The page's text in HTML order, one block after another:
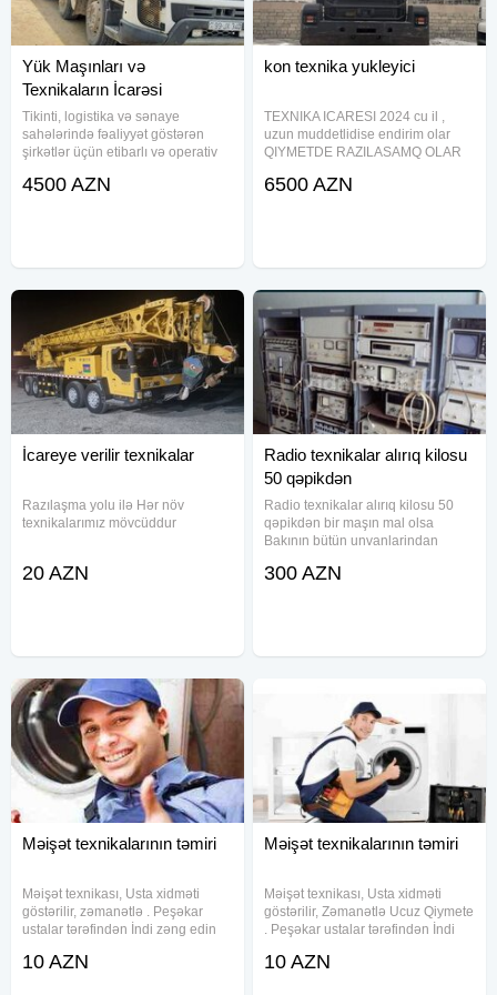
Yük Maşınları və
Texnikaların İcarəsi
Tikinti, logistika və sənaye
sahələrində fəaliyyət göstərən
şirkətlər üçün etibarlı və operativ
İcarəyə verilən texnikalar: Müxtəlif
4500 AZN
kon texnika yukleyici
TEXNIKA ICARESI 2024 cu il ,
uzun muddetlidise endirim olar
QIYMETDE RAZILASAMQ OLAR
6500 AZN
İcareye verilir texnikalar
Razılaşma yolu ilə Hər növ
texnikalarımız mövcüddur
20 AZN
Radio texnikalar alırıq kilosu
50 qəpikdən
Radio texnikalar alırıq kilosu 50
qəpikdən bir maşın mal olsa
Bakının bütün unvanlarindan
ən azı bir maşın olsa gəlirik. Xaiş
300 AZN
Məişət texnikalarının təmiri
Məişət texnikası, Usta xidməti
göstərilir, zəmanətlə . Peşəkar
ustalar tərəfindən İndi zəng edin
Paltaryuyan, Kombi , kondisioner
10 AZN
Məişət texnikalarının təmiri
Məişət texnikası, Usta xidməti
göstərilir, Zəmanətlə Ucuz Qiymete
. Peşəkar ustalar tərəfindən İndi
Hər növ Məişət texnikası temiri
10 AZN